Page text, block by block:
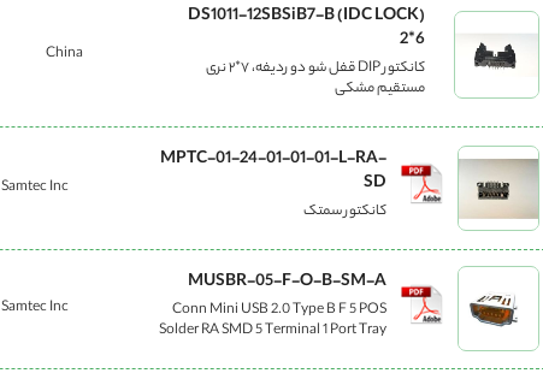
(DS1011-12SBSiB7-B (IDC LOCK
2*6
کانکتور DIP قفل شو دو ردیفه، ۷*۲ نری
مستقیم مشکی
China
MPTC-01-24-01-01-01-L-RA-
SD
کانکتور سمتک
Samtec Inc
MUSBR-05-F-O-B-SM-A
Conn Mini USB 2.0 Type B F 5 POS
Solder RA SMD 5 Terminal 1 Port Tray
Samtec Inc